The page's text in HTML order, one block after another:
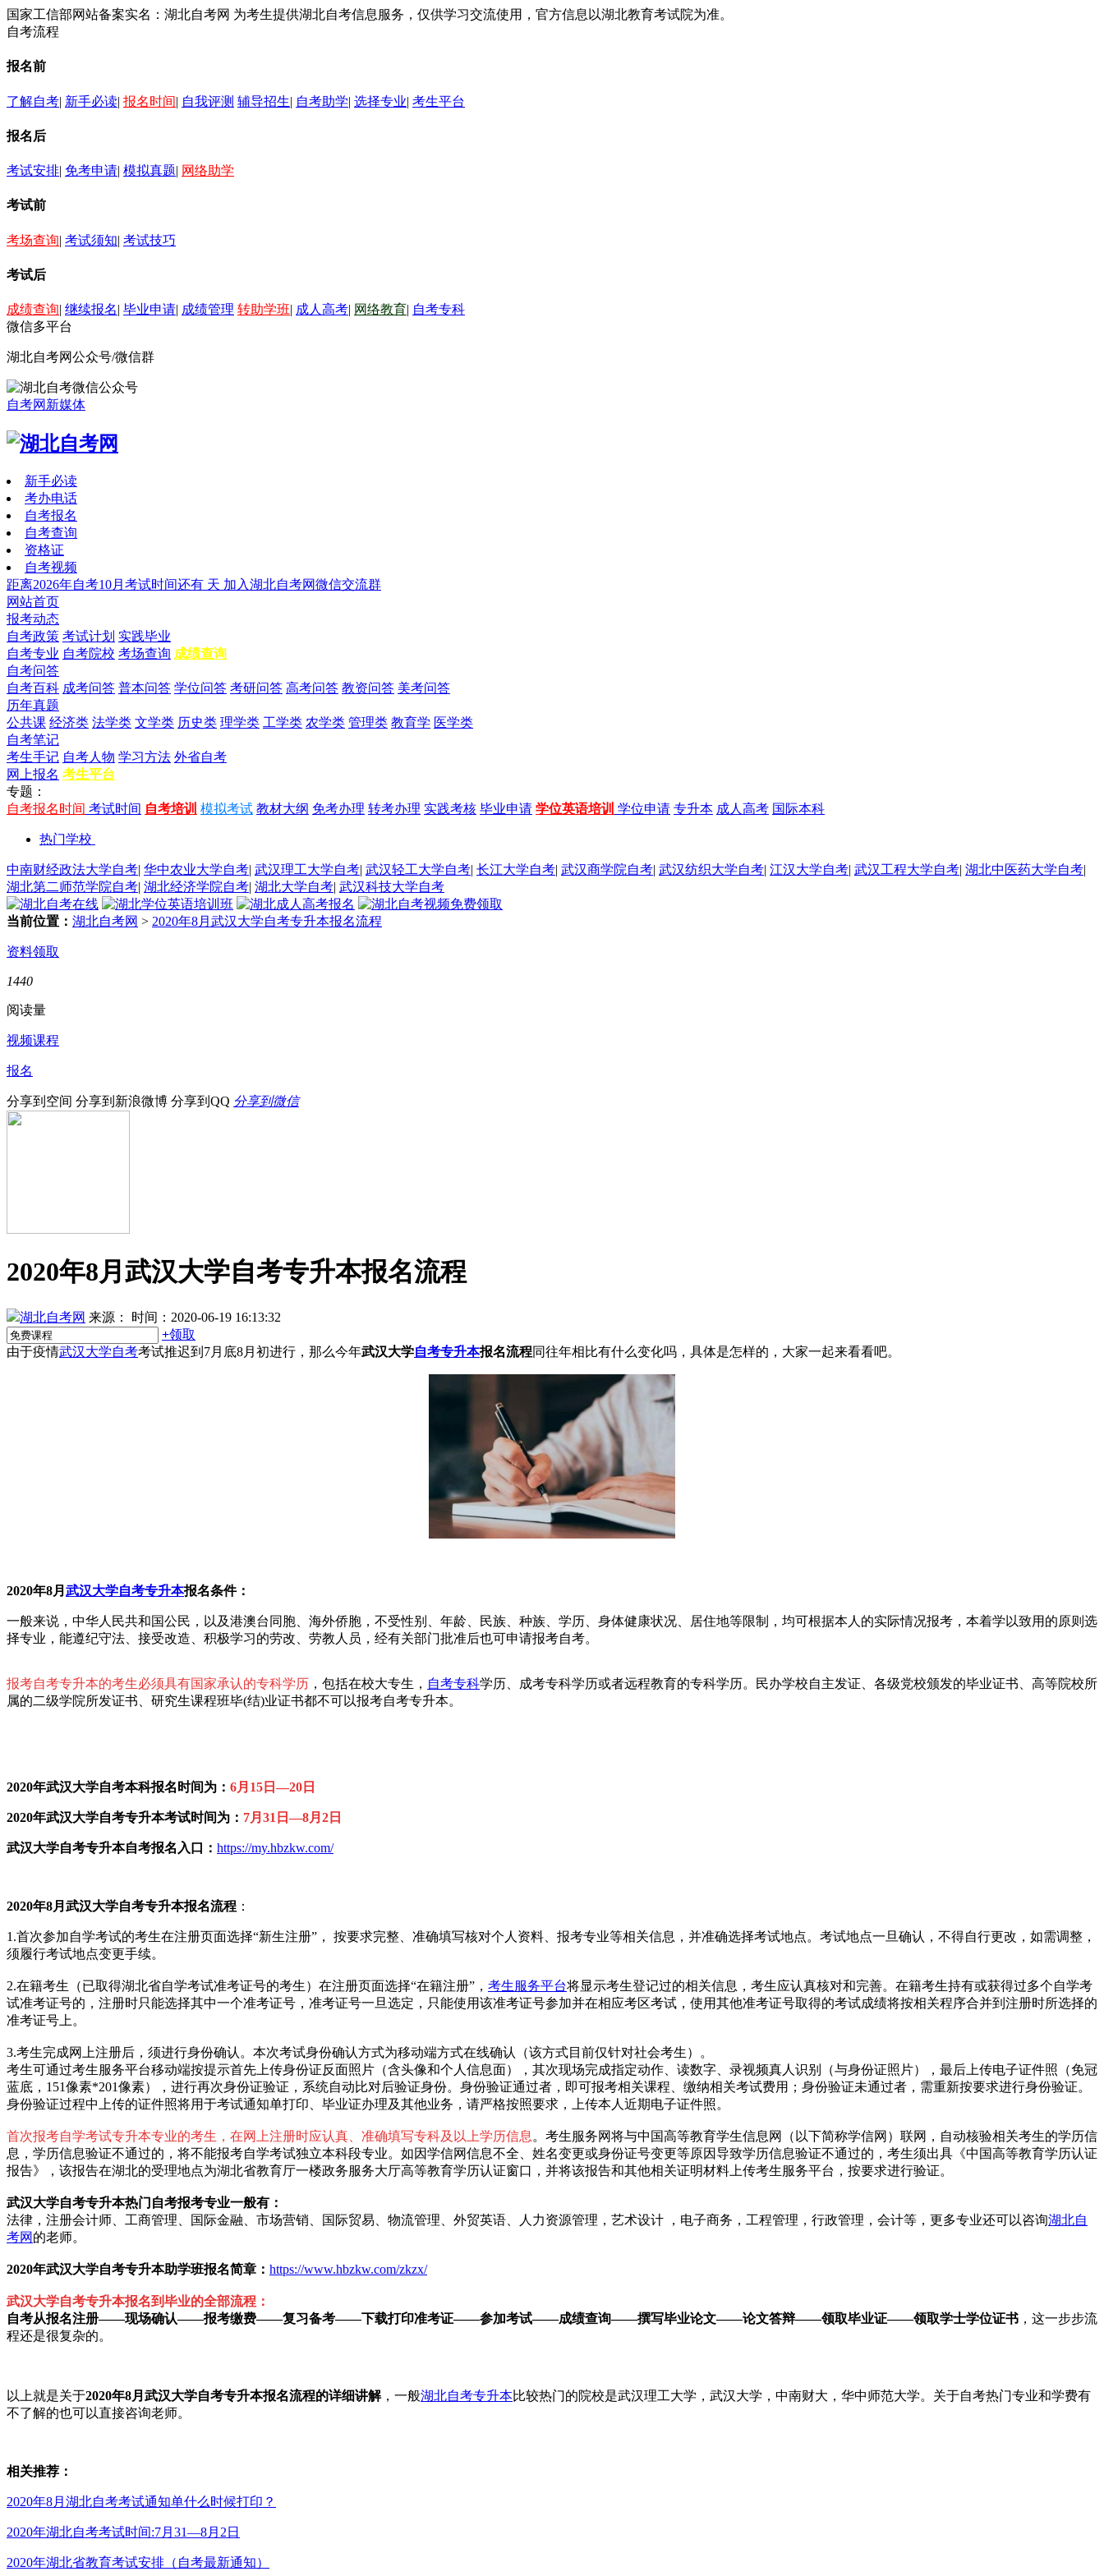
国家工信部网站备案实名：湖北自考网 为考生提供湖北自考信息服务，仅供学习交流使用，官方信息以湖北教育考试院为准。
自考流程
报名前
了解自考| 新手必读| 报名时间| 自我评测 辅导招生| 自考助学| 选择专业| 考生平台
报名后
考试安排| 免考申请| 模拟真题| 网络助学
考试前
考场查询| 考试须知| 考试技巧
考试后
成绩查询| 继续报名| 毕业申请| 成绩管理 转助学班| 成人高考| 网络教育| 自考专科
微信多平台
湖北自考网公众号/微信群
自考网新媒体
新手必读
考办电话
自考报名
自考查询
资格证
自考视频
距离2026年自考10月考试时间还有 天 加入湖北自考网微信交流群
网站首页
报考动态
自考政策 考试计划 实践毕业
自考专业 自考院校 考场查询 成绩查询
自考问答
自考百科 成考问答 普本问答 学位问答 考研问答 高考问答 教资问答 美考问答
历年真题
公共课 经济类 法学类 文学类 历史类 理学类 工学类 农学类 管理类 教育学 医学类
自考笔记
考生手记 自考人物 学习方法 外省自考
网上报名 考生平台
专题：
自考报名时间 考试时间 自考培训 模拟考试 教材大纲 免考办理 转考办理 实践考核 毕业申请 学位英语培训 学位申请 专升本 成人高考 国际本科
热门学校
中南财经政法大学自考| 华中农业大学自考| 武汉理工大学自考| 武汉轻工大学自考| 长江大学自考| 武汉商学院自考| 武汉纺织大学自考| 江汉大学自考| 武汉工程大学自考| 湖北中医药大学自考|
湖北第二师范学院自考| 湖北经济学院自考| 湖北大学自考| 武汉科技大学自考
当前位置： 湖北自考网 > 2020年8月武汉大学自考专升本报名流程
资料领取
1440
阅读量
视频课程
报名
分享到空间 分享到新浪微博 分享到QQ 分享到微信
2020年8月武汉大学自考专升本报名流程
湖北自考网 来源：
时间：2020-06-19 16:13:32
+领取
由于疫情武汉大学自考考试推迟到7月底8月初进行，那么今年武汉大学自考专升本报名流程同往年相比有什么变化吗，具体是怎样的，大家一起来看看吧。
2020年8月 武汉大学自考专升本报名条件：
一般来说，中华人民共和国公民，以及港澳台同胞、海外侨胞，不受性别、年龄、民族、种族、学历、身体健康状况、居住地等限制，均可根据本人的实际情况报考，本着学以致用的原则选
择专业，能遵纪守法、接受改造、积极学习的劳改、劳教人员，经有关部门批准后也可申请报考自考。
报考自考专升本的考生必须具有国家承认的专科学历 ，包括在校大专生， 自考专科学历、成考专科学历或者远程教育的专科学历。民办学校自主发证、各级党校颁发的毕业证书、高等院校所
属的二级学院所发证书、研究生课程班毕(结)业证书都不可以报考自考专升本。
2020年武汉大学自考本科报名时间为： 6月15日—20日
2020年武汉大学自考专升本考试时间为： 7月31日—8月2日
武汉大学自考专升本自考报名入口 ： https://my.hbzkw.com/
2020年8月武汉大学自考专升本报名流程 ：
1.首次参加自学考试的考生在注册页面选择“新生注册”， 按要求完整、准确填写核对个人资料、报考专业等相关信息，并准确选择考试地点。考试地点一旦确认，不得自行更改，如需调整，
须履行考试地点变更手续。
2.在籍考生（已取得湖北省自学考试准考证号的考生）在注册页面选择“在籍注册”， 考生服务平台将显示考生登记过的相关信息，考生应认真核对和完善。在籍考生持有或获得过多个自学考
试准考证号的，注册时只能选择其中一个准考证号，准考证号一旦选定，只能使用该准考证号参加并在相应考区考试，使用其他准考证号取得的考试成绩将按相关程序合并到注册时所选择的
准考证号上。
3.考生完成网上注册后，须进行身份确认。本次考试身份确认方式为移动端方式在线确认（该方式目前仅针对社会考生）。
考生可通过考生服务平台移动端按提示首先上传身份证反面照片（含头像和个人信息面），其次现场完成指定动作、读数字、录视频真人识别（与身份证照片），最后上传电子证件照（免冠
蓝底，151像素*201像素），进行再次身份证验证，系统自动比对后验证身份。身份验证通过者，即可报考相关课程、缴纳相关考试费用；身份验证未通过者，需重新按要求进行身份验证。
身份验证过程中上传的证件照将用于考试通知单打印、毕业证办理及其他业务，请严格按照要求，上传本人近期电子证件照。
首次报考自学考试专升本专业的考生，在网上注册时应认真、准确填写专科及以上学历信息 。考生服务网将与中国高等教育学生信息网（以下简称学信网）联网，自动核验相关考生的学历信
息，学历信息验证不通过的，将不能报考自学考试独立本科段专业。如因学信网信息不全、姓名变更或身份证号变更等原因导致学历信息验证不通过的，考生须出具《中国高等教育学历认证
报告》，该报告在湖北的受理地点为湖北省教育厅一楼政务服务大厅高等教育学历认证窗口，并将该报告和其他相关证明材料上传考生服务平台，按要求进行验证。
武汉大学自考专升本热门自考报考专业一般有：
法律，注册会计师、工商管理、国际金融、市场营销、国际贸易、物流管理、外贸英语、人力资源管理，艺术设计 ，电子商务，工程管理，行政管理，会计等，更多专业还可以咨询湖北自
考网 的老师。
2020年武汉大学自考专升本助学班报名简章： https://www.hbzkw.com/zkzx/
武汉大学自考专升本报名到毕业的全部流程：
自考从报名注册——现场确认——报考缴费——复习备考——下载打印准考证——参加考试——成绩查询——撰写毕业论文——论文答辩——领取毕业证——领取学士学位证书 ，这一步步流
程还是很复杂的。
以上就是关于2020年8月武汉大学自考专升本报名流程的详细讲解，一般湖北自考专升本比较热门的院校是武汉理工大学，武汉大学，中南财大，华中师范大学。关于自考热门专业和学费有
不了解的也可以直接咨询老师。
相关推荐：
2020年8月湖北自考考试通知单什么时候打印？
2020年湖北自考考试时间:7月31—8月2日
2020年湖北省教育考试安排（自考最新通知）